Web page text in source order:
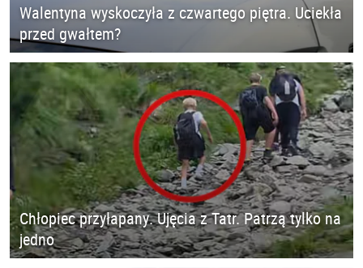
Walentyna wyskoczyła z czwartego piętra. Uciekła
przed gwałtem?
Chłopiec przyłapany. Ujęcia z Tatr. Patrzą tylko na
jedno